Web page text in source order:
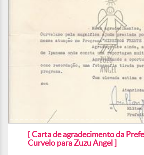
[ Carta de agradecimento da
Curvelo para Zuzu Angel ]